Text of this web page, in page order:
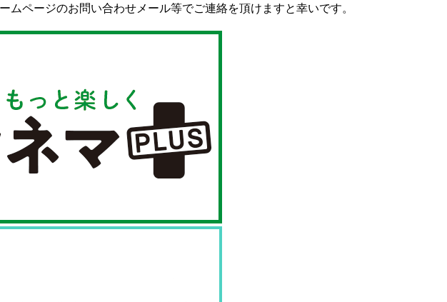
ムページのお問い合わせメール等でご連絡を頂けますと幸いです。